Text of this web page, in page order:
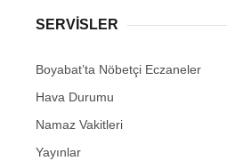
SERVISLER
Boyabat’ta Nöbetçi Eczaneler
Hava Durumu
Namaz Vakitleri
Yayınlar